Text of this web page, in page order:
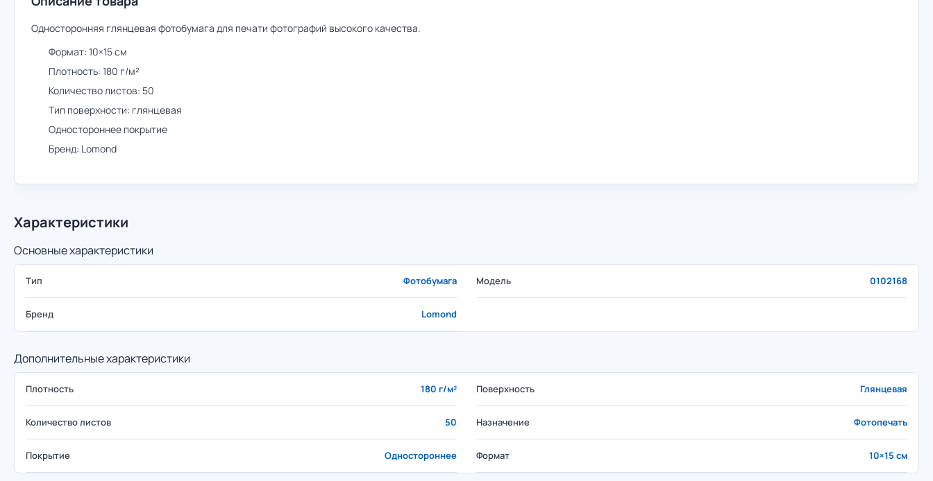
Односторонняя глянцевая фотобумага для печати фотографий высокого качества.
Формат: 10×15 см
Плотность: 180 г/м²
Количество листов: 50
Тип поверхности: глянцевая
Одностороннее покрытие
Бренд: Lomond
Характеристики
Основные характеристики
Тип Фотобумага Модель 0102168
Бренд Lomond
Дополнительные характеристики
Плотность 180 г/м² Поверхность Глянцевая
Количество листов 50 Назначение Фотопечать
Покрытие Одностороннее Формат 10×15 см